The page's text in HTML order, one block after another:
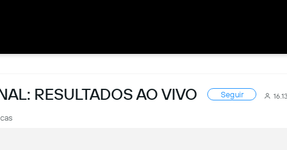
RESULTADOS AO VIVO Seguir